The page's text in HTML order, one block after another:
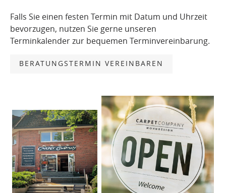
Falls Sie einen festen Termin mit Datum und Uhrzeit
bevorzugen, nutzen Sie gerne unseren
Terminkalender zur bequemen Terminvereinbarung.
BERATUNGSTERMIN VEREINBAREN